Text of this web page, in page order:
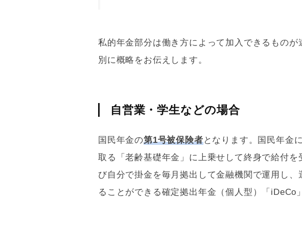
私的年金部分は働き方によって加入できるもの
別に概略をお伝えします。
自営業・学生などの場合
国民年金の第1号被保険者となります。国民年金
取る「老齢基礎年金」に上乗せして終身で給付を
び自分で掛金を毎月拠出して金融機関で運用し
ることができる確定拠出年金（個人型）「 iDeCo